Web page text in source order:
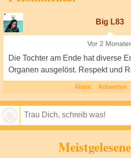
Big L83
Vor 2
Die Tochter am Ende hat diverse
Organen ausgelöst. Respekt und
Alarm Antworten